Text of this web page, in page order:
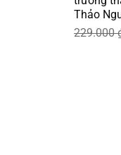
Thảo
229.000